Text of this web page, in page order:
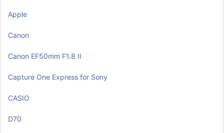
Apple
Canon
Canon EF50mm F1.8 II
Capture One Express for Sony
CASIO
D70